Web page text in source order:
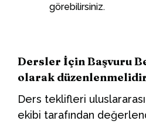
görebilirsiniz.
Dersler İçin Başvuru
olarak
Ders teklifleri
ekibi tarafından